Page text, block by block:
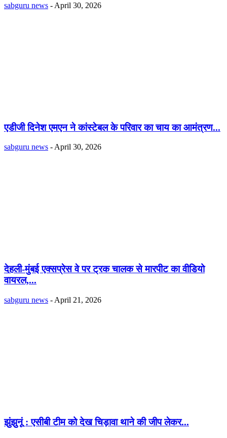
sabguru news - April 30, 2026
एडीजी दिनेश एमएन ने कांस्टेबल के परिवार का चाय का आमंत्रण...
sabguru news - April 30, 2026
देहली-मुंबई एक्सप्रेस वे पर ट्रक चालक से मारपीट का वीडियो
वायरल,...
sabguru news - April 21, 2026
झुंझुनूं : एसीबी टीम को देख चिड़ावा थाने की जीप लेकर...